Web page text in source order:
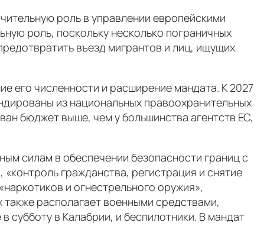
роль в управлении европейскими
роль, поскольку несколько пограничных
въезд мигрантов и лиц, ищущих
его численности и расширение мандата. К 2027
из национальных правоохранительных
бюджет выше, чем у большинства агентств ЕС,
силам в обеспечении безопасности границ с
гражданства, регистрация и снятие
и огнестрельного оружия»,
располагает военными средствами,
субботу в Калабрии, и беспилотники. В мандат